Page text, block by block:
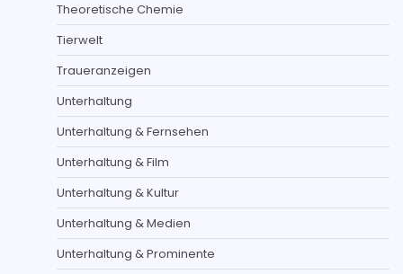
Theoretische Chemie
Tierwelt
Traueranzeigen
Unterhaltung
Unterhaltung & Fernsehen
Unterhaltung & Film
Unterhaltung & Kultur
Unterhaltung & Medien
Unterhaltung & Prominente